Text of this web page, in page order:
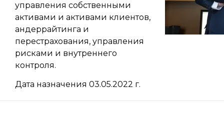
управления собственными
активами и активами клиентов,
андеррайтинга и
перестрахования, управления
рисками и внутреннего
контроля.
Дата назначения 03.05.2022 г.